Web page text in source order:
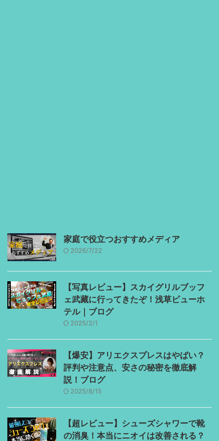
家庭で役立つおすすめメディア
2026/7/22
【写真レビュー】スカイグリルブッフ
ェ武藏に行ってきたぞ！浅草ビューホ
テル｜ブログ
2025/2/1
【爆安】アリエクスプレスはやばい？
評判や注意点、安さの秘密を徹底解
説！ブログ
2025/8/15
【超レビュー】シューズシャワーで靴
の消臭！本当にニオイは改善される？